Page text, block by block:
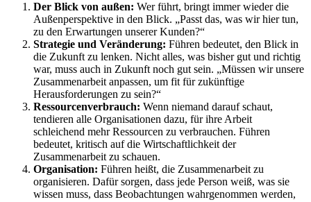
Der Blick von außen: Wer führt, bringt immer wieder die
Außenperspektive in den Blick. „Passt das, was wir hier tun,
zu den Erwartungen unserer Kunden?“
Strategie und Veränderung: Führen bedeutet, den Blick in
die Zukunft zu lenken. Nicht alles, was bisher gut und richtig
war, muss auch in Zukunft noch gut sein. „Müssen wir unsere
Zusammenarbeit anpassen, um fit für zukünftige
Herausforderungen zu sein?“
Ressourcenverbrauch: Wenn niemand darauf schaut,
tendieren alle Organisationen dazu, für ihre Arbeit
schleichend mehr Ressourcen zu verbrauchen. Führen
bedeutet, kritisch auf die Wirtschaftlichkeit der
Zusammenarbeit zu schauen.
Organisation: Führen heißt, die Zusammenarbeit zu
organisieren. Dafür sorgen, dass jede Person weiß, was sie
wissen muss, dass Beobachtungen wahrgenommen werden,